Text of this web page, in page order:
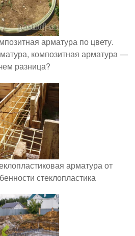
арматура по цвету.
композитная арматура —
разница?
арматура от
стеклопластика